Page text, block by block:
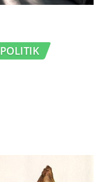
POLITIK